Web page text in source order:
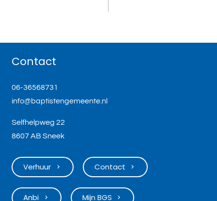
Contact
06-36568731
info@baptistengemeente.nl
Selfhelpweg 22
8607 AB Sneek
Verhuur keyboard_arrow_right Contact keyboard_arrow_right
Anbi keyboard_arrow_right Mijn BGS keyboard_arrow_right